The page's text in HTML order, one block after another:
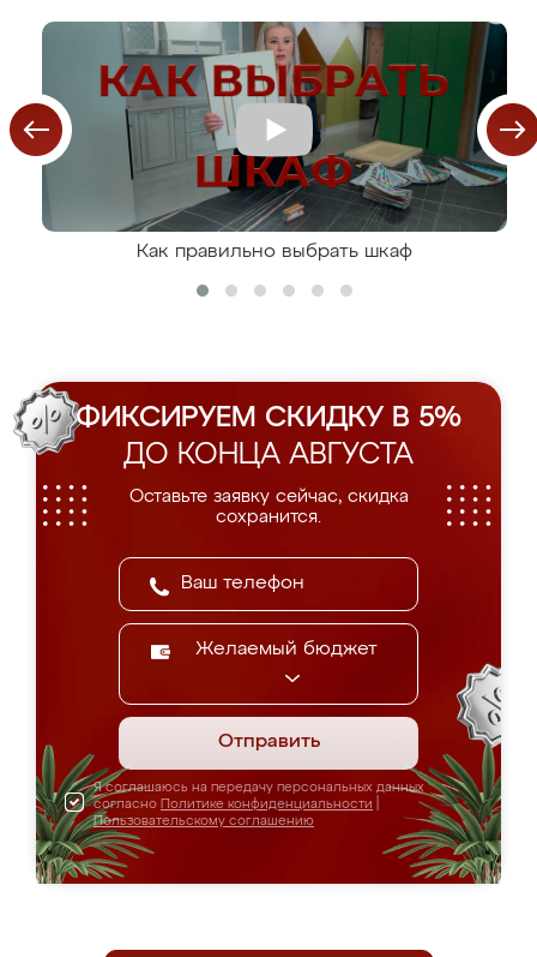
Как правильно выбрать шкаф
ФИКСИРУЕМ СКИДКУ В 5%
ДО КОНЦА АВГУСТА
Оставьте заявку сейчас, скидка
сохранится.
Желаемый бюджет
Отправить
Я соглашаюсь на передачу персональных данных
согласно Политике конфиденциальности
Пользовательскому соглашению